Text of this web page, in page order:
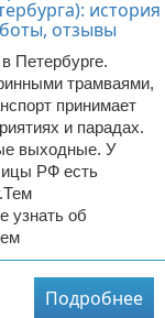
Петербурге.
трамваями,
принимает
и парадах.
выходные. У
РФ есть
узнать об
Подробнее